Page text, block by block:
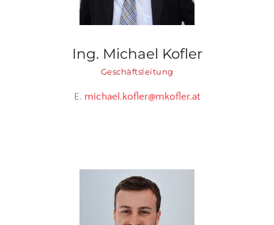
Ing. Michael Kofler
Geschäftsleitung
E. michael.kofler@mkofler.at